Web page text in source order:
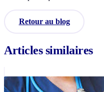
Retour au blog
Articles similaires